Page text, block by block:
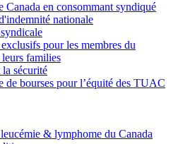
Canada en consommant syndiqué
nationale
pour les membres du
families
la sécurité
de bourses pour l’équité des TUAC
& lymphome du Canada